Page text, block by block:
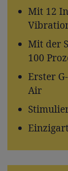
Mit 12
Mit der
100
Erster
Air